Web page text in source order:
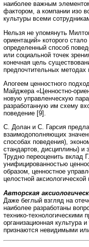
наиболее важным
фактором, а компании изо
культуры всеми
Нельзя не упомянуть
ориентаций» которого
определенный способ
или социальной точек
конечная цель
предпочтительных
Апогеем ценностного
Майджера «Ценностно-
новую управленческую
разработанную им схему
поведение [9].
С. Долан и С. Гарсия
взаимодополняющих
способах поведения),
стандартов, дисциплины) и
Трудно переоценить вклад
унифицированностью
образом, ценностное
целостной
Авторская
Даже беглый взгляд на
наиболее разработаны
технико-
организационная культура
признаются невидимыми